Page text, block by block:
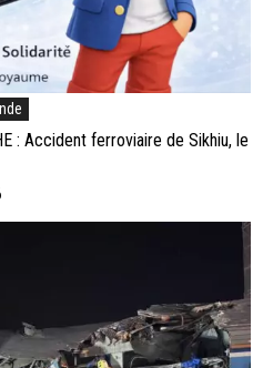
: Accident ferroviaire de Sikhiu, le